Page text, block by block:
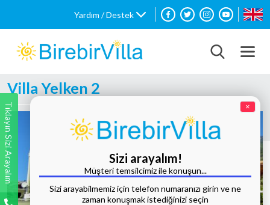
Yardım / Destek
Villa Yelken 2
Tıklayın Sizi Arayalım ×
Sizi arayalım!
Müşteri temsilcimiz ile konuşun...
Sizi arayabilmemiz için telefon numaranızı girin ve ne
zaman konuşmak istediğinizi seçin